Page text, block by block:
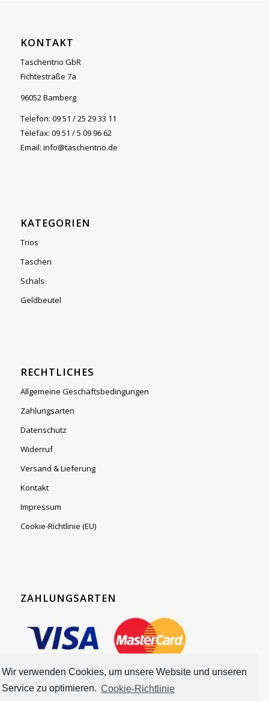
Wir verwenden Cookies, um unsere Website und unseren
Service zu optimieren. Cookie-Richtlinie
KONTAKT
Taschentrio GbR
Fichtestraße 7a
96052 Bamberg
Telefon: 09 51 / 25 29 33 11
Telefax: 09 51 / 5 09 96 62
Email: info@taschentrio.de
KATEGORIEN
Trios
Taschen
Schals
Geldbeutel
RECHTLICHES
Allgemeine Geschäftsbedingungen
Zahlungsarten
Datenschutz
Widerruf
Versand & Lieferung
Kontakt
Impressum
Cookie-Richtlinie (EU)
ZAHLUNGSARTEN